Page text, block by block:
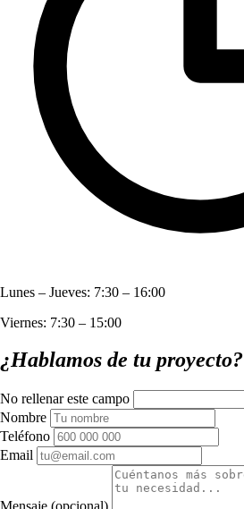
Lunes – Jueves: 7:30 – 16:00
Viernes: 7:30 – 15:00
¿Hablamos de tu proyecto?
No rellenar este campo
Nombre
Teléfono
Email